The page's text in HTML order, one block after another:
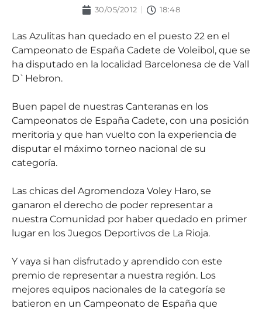
30/05/2012 18:48
Las Azulitas han quedado en el puesto 22 en el
Campeonato de España Cadete de Voleibol, que se
ha disputado en la localidad Barcelonesa de de Vall
D`Hebron.
Buen papel de nuestras Canteranas en los
Campeonatos de España Cadete, con una posición
meritoria y que han vuelto con la experiencia de
disputar el máximo torneo nacional de su
categoría.
Las chicas del Agromendoza Voley Haro, se
ganaron el derecho de poder representar a
nuestra Comunidad por haber quedado en primer
lugar en los Juegos Deportivos de La Rioja.
Y vaya si han disfrutado y aprendido con este
premio de representar a nuestra región. Los
mejores equipos nacionales de la categoría se
batieron en un Campeonato de España que